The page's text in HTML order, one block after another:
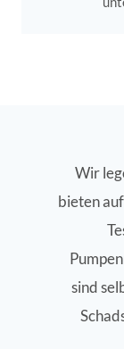
Wir
bieten
sind